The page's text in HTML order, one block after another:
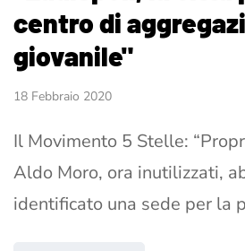
centro di
giovanile"
18 Febbraio 2020
Il Movimento 5 Stelle:
Aldo Moro, ora inutilizzati,
identificato una sede per la